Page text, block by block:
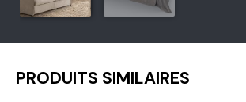
PRODUITS SIMILAIRES